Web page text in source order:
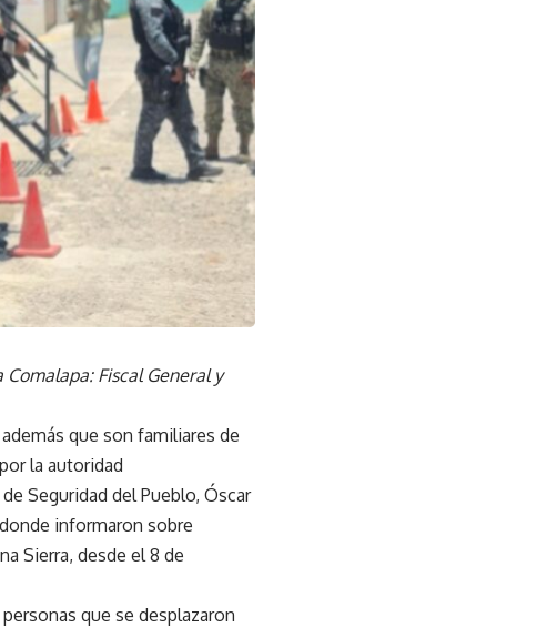
Fiscal General y
que son familiares de
la autoridad
Seguridad del Pueblo, Óscar
informaron sobre
Sierra, desde el 8 de
que se desplazaron